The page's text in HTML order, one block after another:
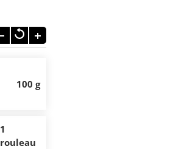
100 g
1
rouleau